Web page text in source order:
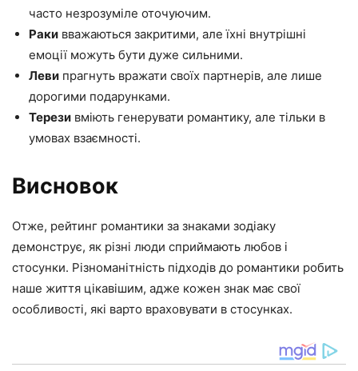
часто незрозуміле оточуючим.
Раки вважаються закритими, але їхні внутрішні
емоції можуть бути дуже сильними.
Леви прагнуть вражати своїх партнерів, але лише
дорогими подарунками.
Терези вміють генерувати романтику, але тільки в
умовах взаємності.
Висновок
Отже, рейтинг романтики за знаками зодіаку
демонструє, як різні люди сприймають любов і
стосунки. Різноманітність підходів до романтики робить
наше життя цікавішим, адже кожен знак має свої
особливості, які варто враховувати в стосунках.